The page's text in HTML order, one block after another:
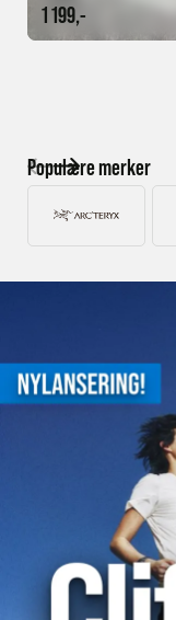
1 199,-
Populære merker